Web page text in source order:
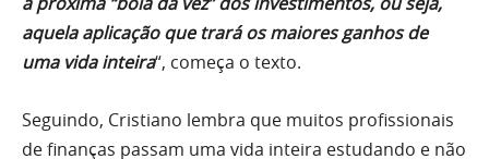
aquela aplicação que trará os maiores ganhos de
uma vida inteira“, começa o texto.
Seguindo, Cristiano lembra que muitos profissionais
de finanças passam uma vida inteira estudando e não